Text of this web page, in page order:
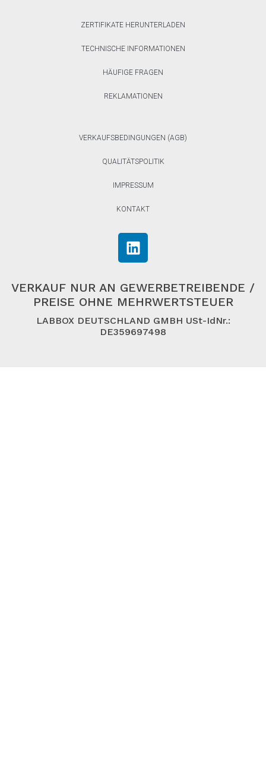
ZERTIFIKATE HERUNTERLADEN
TECHNISCHE INFORMATIONEN
HÄUFIGE FRAGEN
REKLAMATIONEN
VERKAUFSBEDINGUNGEN (AGB)
QUALITÄTSPOLITIK
IMPRESSUM
KONTAKT
VERKAUF NUR AN GEWERBETREIBENDE /
PREISE OHNE MEHRWERTSTEUER
LABBOX DEUTSCHLAND GMBH USt-IdNr.:
DE359697498